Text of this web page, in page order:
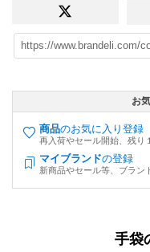
お
商品のお気に入り登録
再入荷やセール開始、残り
マイブランドの登録
新商品やセール等、ブラン
手袋